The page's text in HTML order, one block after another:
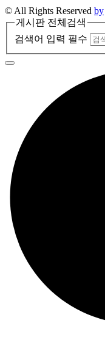
© All Rights Reserved by
게시판 전체검색
검색어 입력 필수